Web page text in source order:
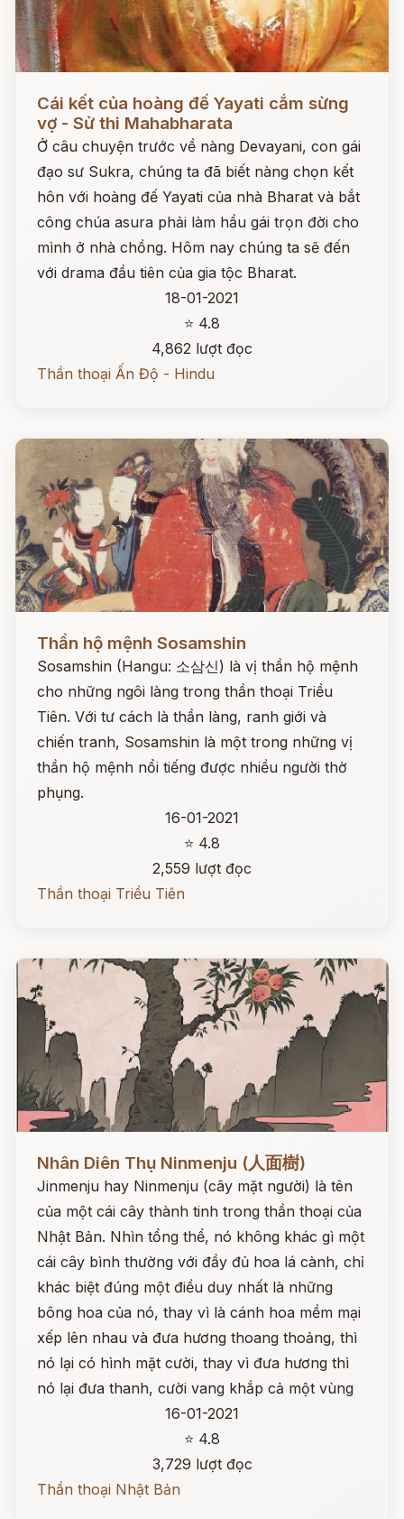
Cái kết của hoàng đế Yayati cắm sừng
vợ - Sử thi Mahabharata
Ở câu chuyện trước về nàng Devayani, con gái
đạo sư Sukra, chúng ta đã biết nàng chọn kết
hôn với hoàng đế Yayati của nhà Bharat và bắt
công chúa asura phải làm hầu gái trọn đời cho
mình ở nhà chồng. Hôm nay chúng ta sẽ đến
với drama đầu tiên của gia tộc Bharat.
18-01-2021
⭐ 4.8
4,862 lượt đọc
Thần thoại Ấn Độ - Hindu
Đọc ngay
Thần hộ mệnh Sosamshin
Sosamshin (Hangu: 소삼신) là vị thần hộ mệnh
cho những ngôi làng trong thần thoại Triều
Tiên. Với tư cách là thần làng, ranh giới và
chiến tranh, Sosamshin là một trong những vị
thần hộ mệnh nổi tiếng được nhiều người thờ
phụng.
16-01-2021
⭐ 4.8
2,559 lượt đọc
Thần thoại Triều Tiên
Nhân Diên Thụ Ninmenju (人面樹)
Jinmenju hay Ninmenju (cây mặt người) là tên
của một cái cây thành tinh trong thần thoại của
Nhật Bản. Nhìn tổng thể, nó không khác gì một
cái cây bình thường với đầy đủ hoa lá cành, chỉ
khác biệt đúng một điều duy nhất là những
bông hoa của nó, thay vì là cánh hoa mềm mại
xếp lên nhau và đưa hương thoang thoảng, thì
nó lại có hình mặt cười, thay vì đưa hương thì
nó lại đưa thanh, cười vang khắp cả một vùng
16-01-2021
⭐ 4.8
3,729 lượt đọc
Thần thoại Nhật Bản